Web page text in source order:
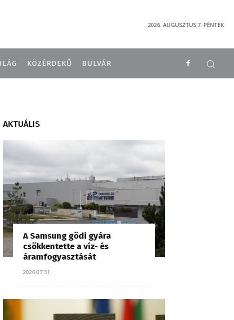
2026. AUGUSZTUS 7. PÉNTEK
KÖZÉRDEKŰ BULVÁR
AKTUÁLIS
A Samsung gödi gyára
csökkentette a víz- és
áramfogyasztását
2026.07.31.